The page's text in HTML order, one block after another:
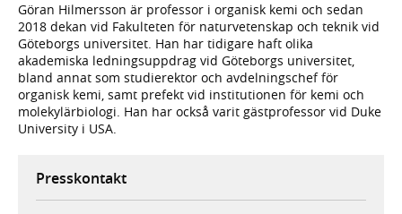
Göran Hilmersson är professor i organisk kemi och sedan
2018 dekan vid Fakulteten för naturvetenskap och teknik vid
Göteborgs universitet. Han har tidigare haft olika
akademiska ledningsuppdrag vid Göteborgs universitet,
bland annat som studierektor och avdelningschef för
organisk kemi, samt prefekt vid institutionen för kemi och
molekylärbiologi. Han har också varit gästprofessor vid Duke
University i USA.
Presskontakt